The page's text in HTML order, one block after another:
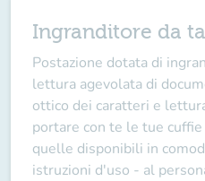
Ingranditore da
Postazione dotata di
lettura agevolata di
ottico dei caratteri e
portare con te le tue
quelle disponibili in
istruzioni d'uso - al